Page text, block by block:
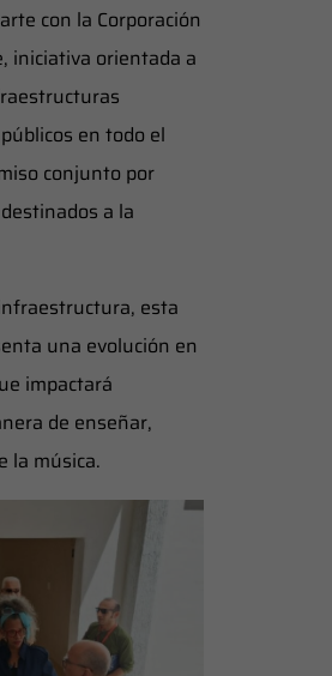
con la Corporación
iniciativa orientada a
en todo el
conjunto por
a la
esta
una evolución en
impactará
de enseñar,
la música.